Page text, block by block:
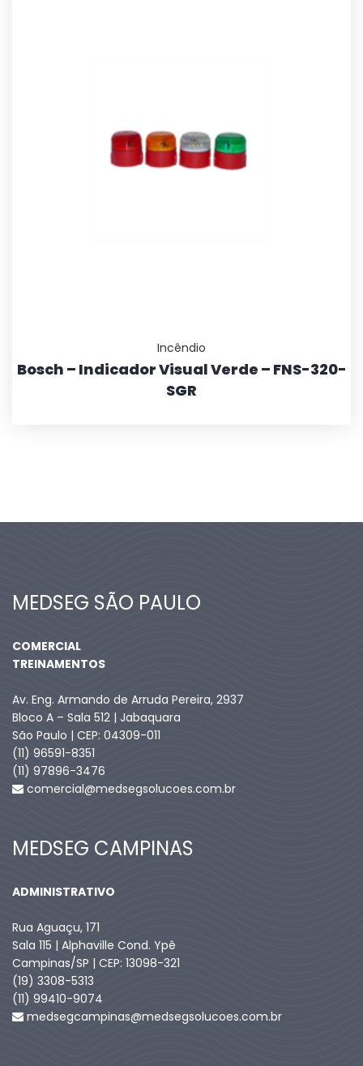
Incêndio
Bosch – Indicador Visual Verde – FNS-320-
SGR
MEDSEG SÃO PAULO
COMERCIAL
TREINAMENTOS
Av. Eng. Armando de Arruda Pereira, 2937
Bloco A – Sala 512 | Jabaquara
São Paulo | CEP: 04309-011
(11) 96591-8351
(11) 97896-3476
comercial@medsegsolucoes.com.br
MEDSEG CAMPINAS
ADMINISTRATIVO
Rua Aguaçu, 171
Sala 115 | Alphaville Cond. Ypê
Campinas/SP | CEP: 13098-321
(19) 3308-5313
(11) 99410-9074​
medsegcampinas@medsegsolucoes.com.br